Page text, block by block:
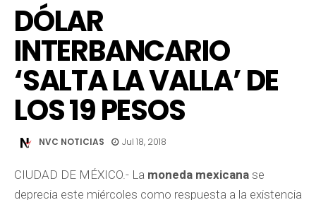
DÓLAR
INTERBANCARIO
‘SALTA LA VALLA’ DE
LOS 19 PESOS
NVC NOTICIAS Jul 18, 2018
CIUDAD DE MÉXICO.- La moneda mexicana se
deprecia este miércoles como respuesta a la existencia